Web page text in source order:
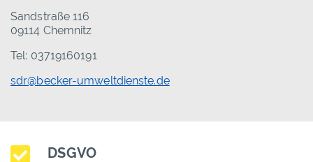
Sandstraße 116
09114 Chemnitz
Tel: 03719160191
sdr@becker-umweltdienste.de
DSGVO